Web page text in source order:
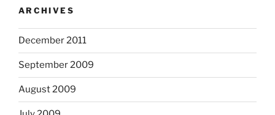
ARCHIVES
December 2011
September 2009
August 2009